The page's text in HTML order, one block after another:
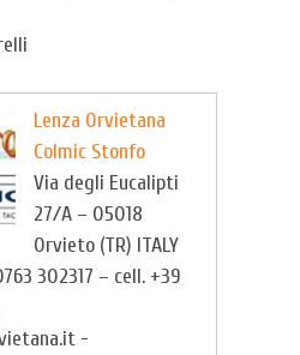
Lenza Orvietana
Colmic Stonfo
Via degli Eucalipti
27/A – 05018
Orvieto (TR) ITALY
302317 – cell. +39
-